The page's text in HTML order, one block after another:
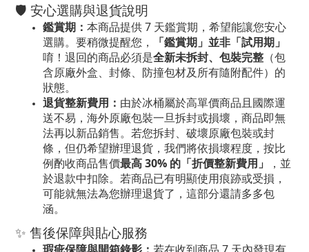
🛡️ 安心選購與退貨說明
鑑賞期： 本商品提供 7 天鑑賞期，希望能讓您安心
選購。要稍微提醒您，
「鑑賞期」並非「試用期」
唷！退回的商品必須是全新未拆封、包裝完整 （包
含原廠外盒、封條、防撞包材及所有隨附配件）的
狀態。
退貨整新費用： 由於冰桶屬於高單價商品且國際運
送不易，海外原廠包裝一旦拆封或損壞，商品即無
法再以新品銷售。若您拆封、破壞原廠包裝或封
條，但仍希望辦理退貨，我們將依損壞程度，按比
例酌收商品售價最高 30% 的「折價整新費用」
，並
於退款中扣除。若商品已有明顯使用痕跡或受損，
可能就無法為您辦理退貨了，這部分還請多多包
涵。
✨ 售後保障與貼心服務